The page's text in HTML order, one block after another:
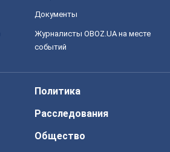
Документы
Журналисты OBOZ.UA на месте
событий
Политика
Расследования
Общество